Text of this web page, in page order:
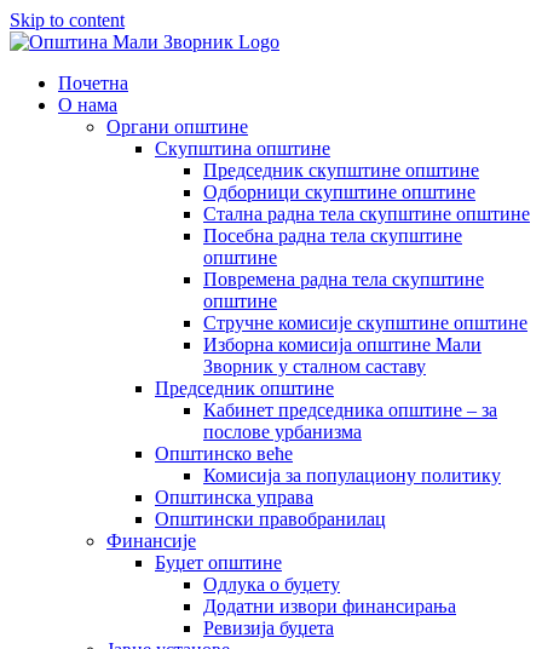
Skip to content
Почетна
О нама
Органи општине
Скупштина општине
Председник скупштине општине
Одборници скупштине општине
Стална радна тела скупштине општине
Посебна радна тела скупштине
општине
Повремена радна тела скупштине
општине
Стручне комисије скупштине општине
Изборна комисија општине Мали
Зворник у сталном саставу
Председник општине
Кабинет председника општине – за
послове урбанизма
Општинско веће
Комисија за популациону политику
Општинска управа
Општински правобранилац
Финансије
Буџет општине
Одлука о буџету
Додатни извори финансирања
Ревизија буџета